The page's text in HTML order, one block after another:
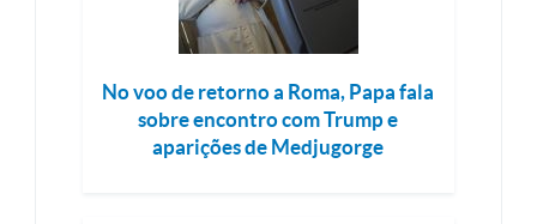
No voo de retorno a Roma, Papa fala
sobre encontro com Trump e
aparições de Medjugorge